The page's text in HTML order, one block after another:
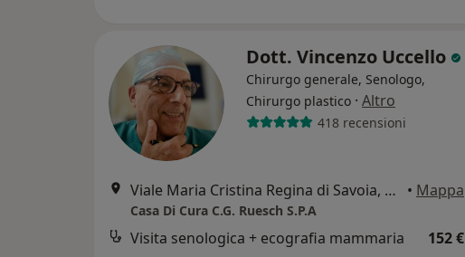
Dott. Vincenzo Uccello
Chirurgo generale, Senologo,
Chirurgo plastico · Altro
418 recensioni
Viale Maria Cristina Regina di Savoia, 39, Napoli • Mappa
Casa Di Cura C.G. Ruesch S.P.A
Visita senologica + ecografia mammaria 152 €